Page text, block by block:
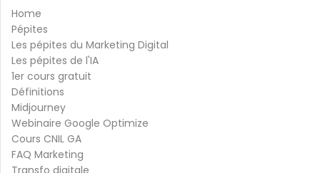
Home
Pépites
Les pépites du Marketing Digital
Les pépites de l'IA
1er cours gratuit
Définitions
Midjourney
Webinaire Google Optimize
Cours CNIL GA
FAQ Marketing
Transfo digitale